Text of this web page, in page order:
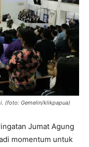
(foto: Gemelin/klikpapua)
Jumat Agung
momentum untuk